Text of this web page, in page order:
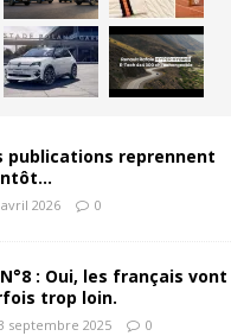
publications reprennent
2026 0
N°8 : Oui, les français vont
trop loin.
septembre 2025 0